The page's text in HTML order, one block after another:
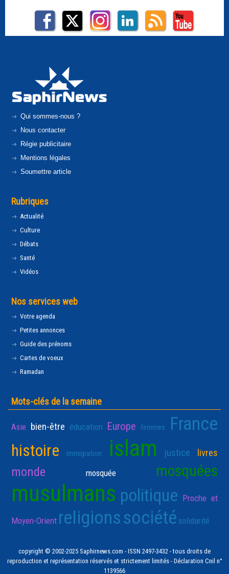
Qui sommes-nous ?
Nous contacter
Régie publicitaire
Mentions légales
Soumettre article
Rubriques
Actualité
Culture
Débats
Santé
Vidéos
Nos services web
Votre agenda
Petites annonces
Guide des prénoms
Cartes de voeux
Ramadan
Mots-clés de la semaine
Asie bien-être éducation Europe femmes France
histoire immigration islam justice livres
monde mosquée mosquées
musulmans politique Proche et
Moyen-Orient religionssociété solidarité
copyright © 2002-2025 Saphirnews.com - ISSN 2497-3432 - tous droits de
reproduction et représentation réservés et strictement limités - Déclaration Cnil n°
1139566